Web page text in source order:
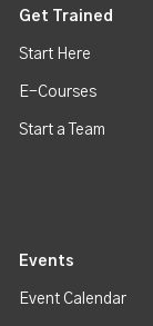
Get Trained
Start Here
E-Courses
Start a Team
Events
Event Calendar